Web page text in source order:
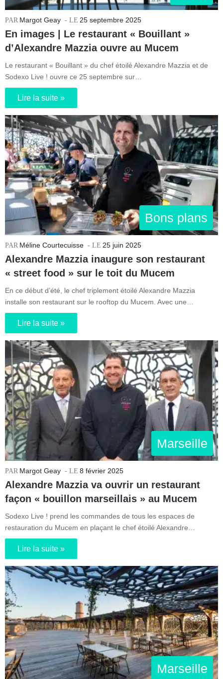
Margot Geay 25 septembre 2025
En images | Le restaurant « Bouillant »
d’Alexandre Mazzia ouvre au Mucem
Le restaurant « Bouillant » du chef étoilé Alexandre Mazzia et de
Sodexo Live ! ouvre ce 25 septembre sur…
Lire la suite »
Bons plans
Méline Courtecuisse 25 juin 2025
Alexandre Mazzia inaugure son restaurant
« street food » sur le toit du Mucem
En ce début d’été, le chef triplement étoilé Alexandre Mazzia
installe son restaurant sur le rooftop du Mucem. Avec une…
Lire la suite »
Marseille
Margot Geay 8 février 2025
Alexandre Mazzia va ouvrir un restaurant
façon « bouillon marseillais » au Mucem
Sodexo Live ! prend les commandes de tous les espaces de
restauration du Mucem en plaçant le chef étoilé Alexandre…
Lire la suite »
Marseille